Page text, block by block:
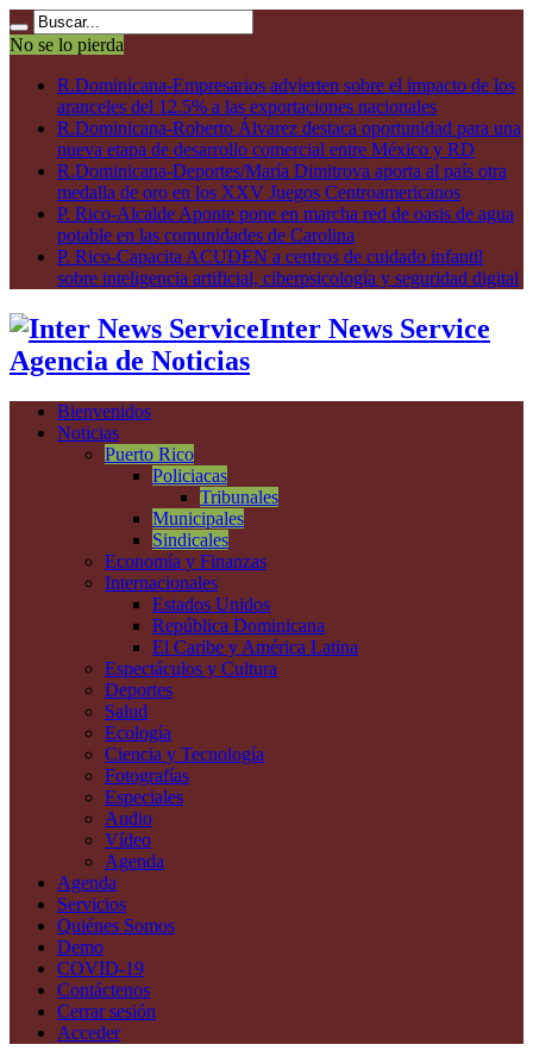
No se lo pierda
R.Dominicana-Empresarios advierten sobre el impacto de los
aranceles del 12.5% a las exportaciones nacionales
R.Dominicana-Roberto Álvarez destaca oportunidad para una
nueva etapa de desarrollo comercial entre México y RD
R.Dominicana-Deportes/María Dimitrova aporta al país otra
medalla de oro en los XXV Juegos Centroamericanos
P. Rico-Alcalde Aponte pone en marcha red de oasis de agua
potable en las comunidades de Carolina
P. Rico-Capacita ACUDEN a centros de cuidado infantil
sobre inteligencia artificial, ciberpsicología y seguridad digital
Inter News Service
Agencia de Noticias
Bienvenidos
Noticias
Puerto Rico
Policiacas
Tribunales
Municipales
Sindicales
Economía y Finanzas
Internacionales
Estados Unidos
República Dominicana
El Caribe y América Latina
Espectáculos y Cultura
Deportes
Salud
Ecología
Ciencia y Tecnología
Fotografías
Especiales
Audio
Vídeo
Agenda
Agenda
Servicios
Quiénes Somos
Demo
COVID-19
Contáctenos
Cerrar sesión
Acceder